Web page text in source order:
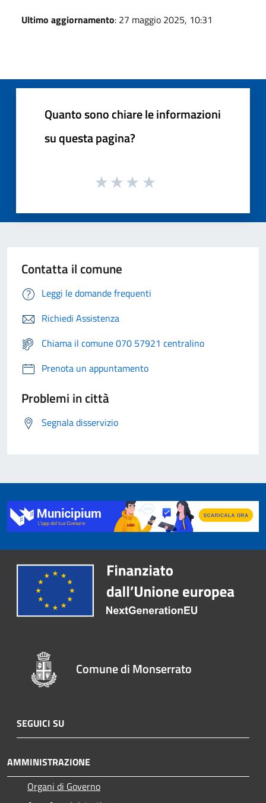
Ultimo aggiornamento: 27 maggio 2025, 10:31
Quanto sono chiare le informazioni
su questa pagina?
Contatta il comune
Leggi le domande frequenti
Richiedi Assistenza
Chiama il comune 070 57921 centralino
Prenota un appuntamento
Problemi in città
Segnala disservizio
Comune di Monserrato
SEGUICI SU
AMMINISTRAZIONE
Organi di Governo